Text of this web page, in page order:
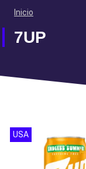
Inicio
7UP
USA